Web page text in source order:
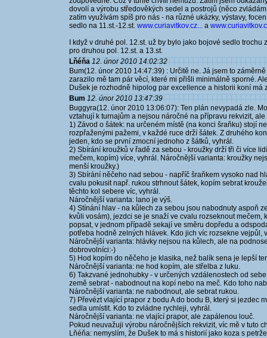
dovolí a výrobu středověkých sedel a postrojů (něco
zatím využívám spíš pro nás - na různé ukázky, výstavy,
sedlo na 11.st.-12.st. www.curiavitkov.cz... a
I když v druhé pol. 12.st. už by bylo jako bojové sedlo
pro druhou pol. 12.st. a 13.st.
Lňéňa 12. únor 2010 14:02:32
Bum(12. únor 2010 14:47:39) : Určitě ne. Já jsem to
zarazilo mě tam pár věcí, které mi přišli minimálně sporné.
Dušek je rozhodně hipolog par excellence a historii koní má
Bum 12. únor 2010 13:47:39
Buggyra(12. únor 2010 13:06:07): Ten plán nevypadá zle.
vztahují k turnajům a nejsou náročné na přípravu rekvizit,
1) Závod o šátek: na určeném místě (na konci šraňku) stojí
rozpřaženými pažemi, v každé ruce drží šátek. Z druhého
jeden, kdo se první zmocní jednoho z šátků, vyhrál.
2) Sbírání kroužků v řadě za sebou - kroužky drží tři či více
mečem, kopím) více, vyhrál. Náročnější varianta: kroužky
menší kroužky.)
3) Sbírání něčeho nad sebou - napříč šraňkem vysoko nad
cvalu pokusit např. rukou strhnout šátek, kopím sebrat
těchto kol sebere víc, vyhrál.
Náročnější varianta: lano je výš.
4) Stínání hlav - na kůlech za sebou jsou nabodnuty aspoň
kvůli vosám), jezdci se je snaží ve cvalu rozseknout mečem,
popsat, v jednom případě sekají ve směru dopředu a
potřeba hodně zelných hlávek. Kdo jich víc rozsekne vejpůl,
Náročnější varianta: hlávky nejsou na kůlech, ale na
dobrovolníci:-)
5) Hod kopím do něčeho je klasika, než balík sena je lepší
Náročnější varianta: ne hod kopím, ale střelba z luku.
6) Takzvané jednohubky - v určených vzdálenostech od
země sebrat - nabodnout na kopí nebo na meč. Kdo toho
Náročnější varianta: ne nabodnout, ale sebrat rukou.
7) Převézt vlající prapor z bodu A do bodu B, který si jezdec
sedla umístit. Kdo to zvládne rychleji, vyhrál.
Náročnější varianta: ne vlající prapor, ale zapálenou louč.
Pokud neuvažuji výrobu náročnějších rekvizit, víc mě v tuto
Lňéňa: nemyslím, že Dušek to má s historií jako koza s